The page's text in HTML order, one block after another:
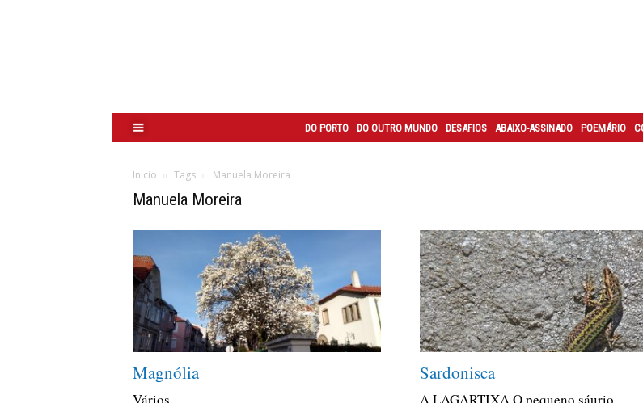
DO PORTO DO OUTRO MUNDO DESAFIOS ABAIXO-ASSINADO POEMÁRIO
Inicio Tags Manuela Moreira
Manuela Moreira
Magnólia Sardonisca